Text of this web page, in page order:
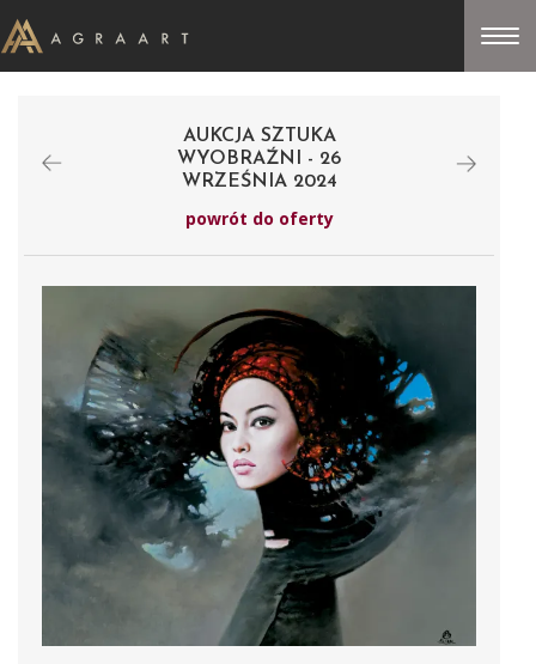
AUKCJA SZTUKA
WYOBRAŹNI - 26
WRZEŚNIA 2024
powrót do oferty